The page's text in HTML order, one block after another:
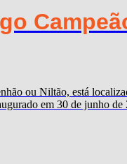
ou Niltão, está
em 30 de junho